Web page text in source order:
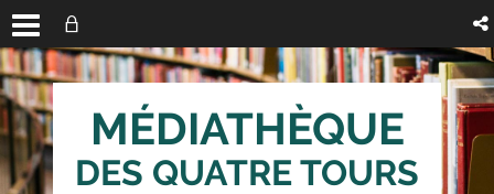
MÉDIATHÈQUE
DES QUATRE TOURS